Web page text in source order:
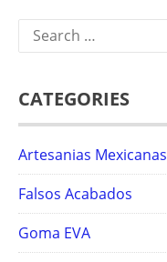
Search
for:
CATEGORIES
Artesanias Mexicanas
Falsos Acabados
Goma EVA